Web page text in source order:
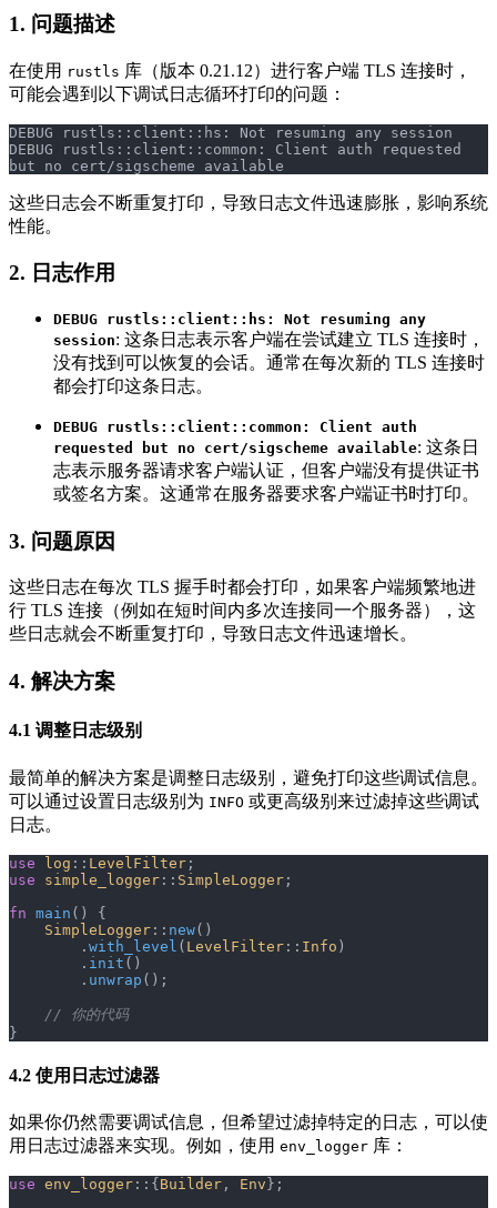
1. 问题描述
在使用 rustls 库（版本 0.21.12）进行客户端 TLS 连接时，
可能会遇到以下调试日志循环打印的问题：
DEBUG rustls::client::hs: Not resuming any session
DEBUG rustls::client::common: Client auth requested
but no cert/sigscheme available
这些日志会不断重复打印，导致日志文件迅速膨胀，影响系统
性能。
2. 日志作用
DEBUG rustls::client::hs: Not resuming any
session: 这条日志表示客户端在尝试建立 TLS 连接时，
没有找到可以恢复的会话。通常在每次新的 TLS 连接时
都会打印这条日志。
DEBUG rustls::client::common: Client auth
requested but no cert/sigscheme available: 这条日
志表示服务器请求客户端认证，但客户端没有提供证书
或签名方案。这通常在服务器要求客户端证书时打印。
3. 问题原因
这些日志在每次 TLS 握手时都会打印，如果客户端频繁地进
行 TLS 连接（例如在短时间内多次连接同一个服务器），这
些日志就会不断重复打印，导致日志文件迅速增长。
4. 解决方案
4.1 调整日志级别
最简单的解决方案是调整日志级别，避免打印这些调试信息。
可以通过设置日志级别为 INFO 或更高级别来过滤掉这些调试
日志。
use log :: LevelFilter ;
use simple_logger :: SimpleLogger ;
fn main () {
    SimpleLogger
:: new()
        .
with_level ( LevelFilter :: Info )
        .
init ()
        .
unwrap ();
    // 你的代码
}
4.2 使用日志过滤器
如果你仍然需要调试信息，但希望过滤掉特定的日志，可以使
用日志过滤器来实现。例如，使用 env_logger 库：
use env_logger ::{ Builder , Env };